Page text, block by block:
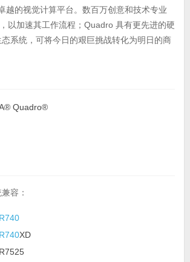
越的视觉计算平台。数百万创意和技术专业
以加速其工作流程；Quadro 具有更先进的硬
系统，可将今日的艰巨挑战转化为明日的商
Quadro®
容：
R740
R740XD